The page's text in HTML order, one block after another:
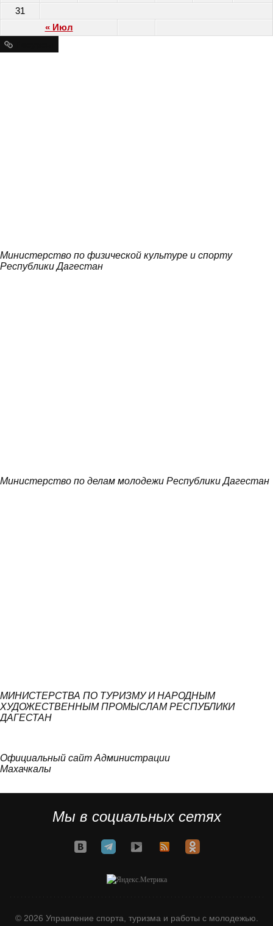
« Июл
31
Министерство по физической культуре и спорту
Республики Дагестан
Министерство по делам молодежи Республики Дагестан
МИНИСТЕРСТВА ПО ТУРИЗМУ И НАРОДНЫМ
ХУДОЖЕСТВЕННЫМ ПРОМЫСЛАМ РЕСПУБЛИКИ
ДАГЕСТАН
Официальный сайт Администрации
Махачкалы
Мы в социальных сетях
© 2026 Управление спорта, туризма и работы с молодежью.